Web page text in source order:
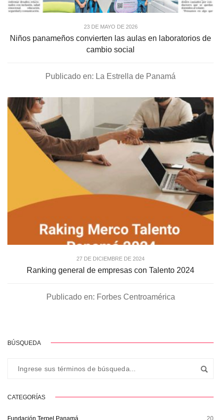
23 DE MAYO DE 2026
Niños panameños convierten las aulas en laboratorios de
cambio social
Publicado en: La Estrella de Panamá
27 DE DICIEMBRE DE 2024
Ranking general de empresas con Talento 2024
Publicado en: Forbes Centroamérica
BÚSQUEDA
CATEGORÍAS
Fundación Terpel Panamá 20